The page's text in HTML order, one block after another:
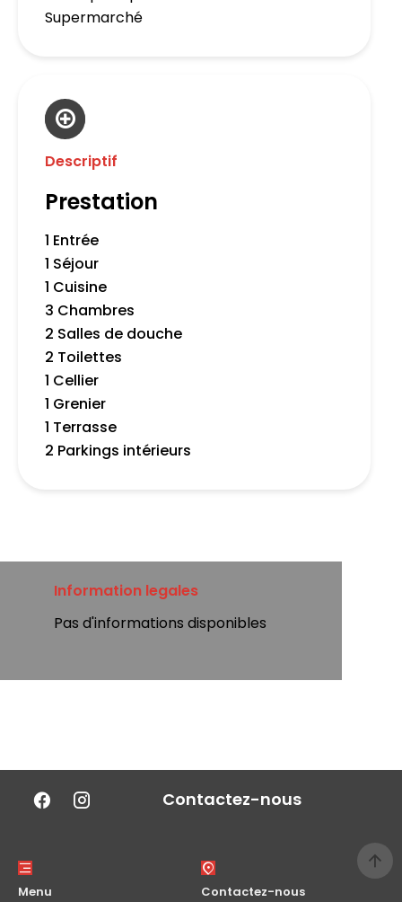
Supermarché
Descriptif
Prestation
1 Entrée
1 Séjour
1 Cuisine
3 Chambres
2 Salles de douche
2 Toilettes
1 Cellier
1 Grenier
1 Terrasse
2 Parkings intérieurs
Information legales
Pas d'informations disponibles
Contactez-nous
Menu Contactez-nous